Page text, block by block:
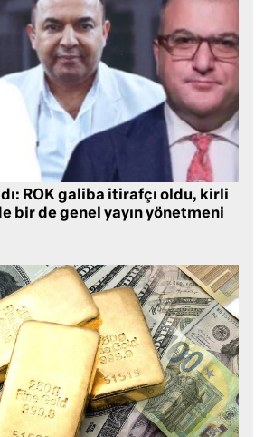
ROK galiba itirafçı oldu, kirli
bir de genel yayın yönetmeni